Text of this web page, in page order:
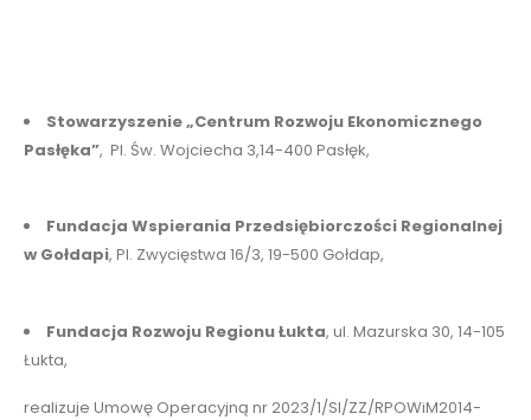
Stowarzyszenie „Centrum Rozwoju Ekonomicznego
Pasłęka”, Pl. Św. Wojciecha 3,14-400 Pasłęk,
Fundacja Wspierania Przedsiębiorczości Regionalnej
w Gołdapi, Pl. Zwycięstwa 16/3, 19-500 Gołdap,
Fundacja Rozwoju Regionu Łukta, ul. Mazurska 30, 14-105
Łukta,
realizuje Umowę Operacyjną nr 2023/1/SI/ZZ/RPOWiM2014-